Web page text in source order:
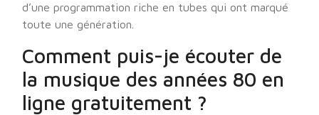
d’une programmation riche en tubes qui ont marqué
toute une génération.
Comment puis-je écouter de
la musique des années 80 en
ligne gratuitement ?